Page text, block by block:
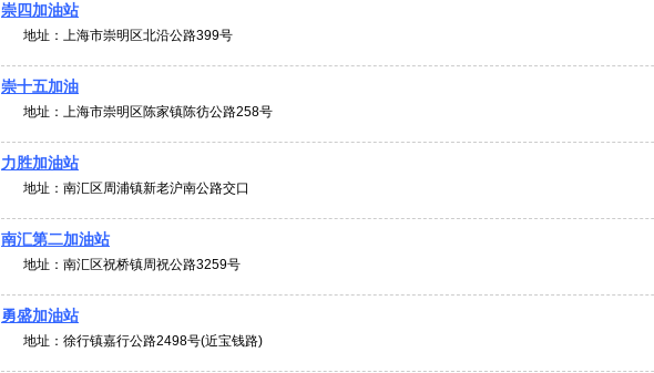
崇四加油站
地址： 上海市崇明区北沿公路399号
崇十五加油
地址： 上海市崇明区陈家镇陈彷公路258号
力胜加油站
地址： 南汇区周浦镇新老沪南公路交口
南汇第二加油站
地址： 南汇区祝桥镇周祝公路3259号
勇盛加油站
地址： 徐行镇嘉行公路2498号(近宝钱路)